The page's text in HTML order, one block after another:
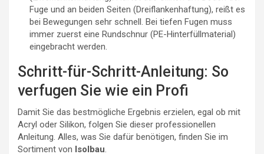
Fuge und an beiden Seiten (Dreiflankenhaftung), reißt es
bei Bewegungen sehr schnell. Bei tiefen Fugen muss
immer zuerst eine Rundschnur (PE-Hinterfüllmaterial)
eingebracht werden.
Schritt-für-Schritt-Anleitung: So
verfugen Sie wie ein Profi
Damit Sie das bestmögliche Ergebnis erzielen, egal ob mit
Acryl oder Silikon, folgen Sie dieser professionellen
Anleitung. Alles, was Sie dafür benötigen, finden Sie im
Sortiment von Isolbau.